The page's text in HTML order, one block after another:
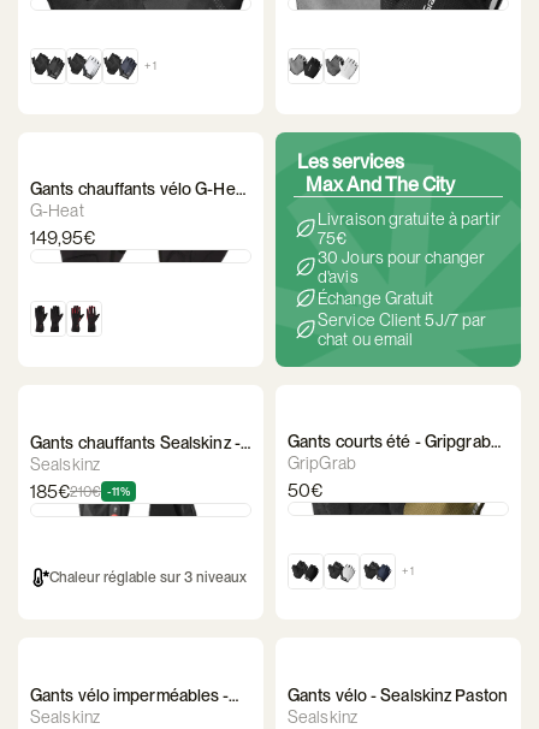
+ 1
Gants chauffants vélo G-Heat
- Active
G-Heat
149,95€
Les services
Max And The City
Livraison gratuite à partir
75€
30 Jours pour changer
d'avis
Échange Gratuit
Service Client 5J/7 par
chat ou email
Gants chauffants Sealskinz -
Upwell
Sealskinz
185€210€ -11%
Chaleur réglable sur 3 niveaux
Gants courts été - Gripgrab
EXPLR RC Max
GripGrab
50€
+ 1
Gants vélo imperméables -
Sealskinz Harling
Sealskinz
Gants vélo - Sealskinz Paston
Sealskinz